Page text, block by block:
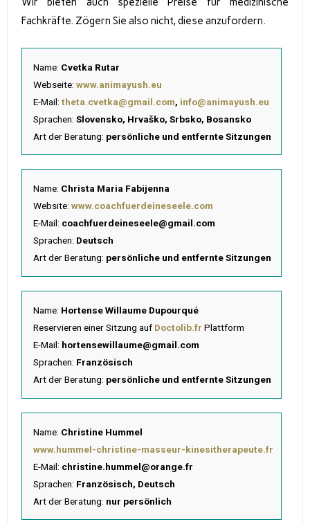
Fachkräfte. Zögern Sie also nicht, diese anzufordern.
Name: Cvetka Rutar
Webseite: www.animayush.eu
E-Mail: theta.cvetka@gmail.com, info@animayush.eu
Sprachen: Slovensko, Hrvaško, Srbsko, Bosansko
Art der Beratung: persönliche und entfernte Sitzungen
Name: Christa Maria Fabijenna
Website: www.coachfuerdeineseele.com
E-Mail: coachfuerdeineseele@gmail.com
Sprachen: Deutsch
Art der Beratung: persönliche und entfernte Sitzungen
Name: Hortense Willaume Dupourqué
Reservieren einer Sitzung auf Doctolib.fr Plattform
E-Mail: hortensewillaume@gmail.com
Sprachen: Französisch
Art der Beratung: persönliche und entfernte Sitzungen
Name: Christine Hummel
www.hummel-christine-masseur-kinesitherapeute.fr
E-Mail: christine.hummel@orange.fr
Sprachen: Französisch, Deutsch
Art der Beratung: nur persönlich